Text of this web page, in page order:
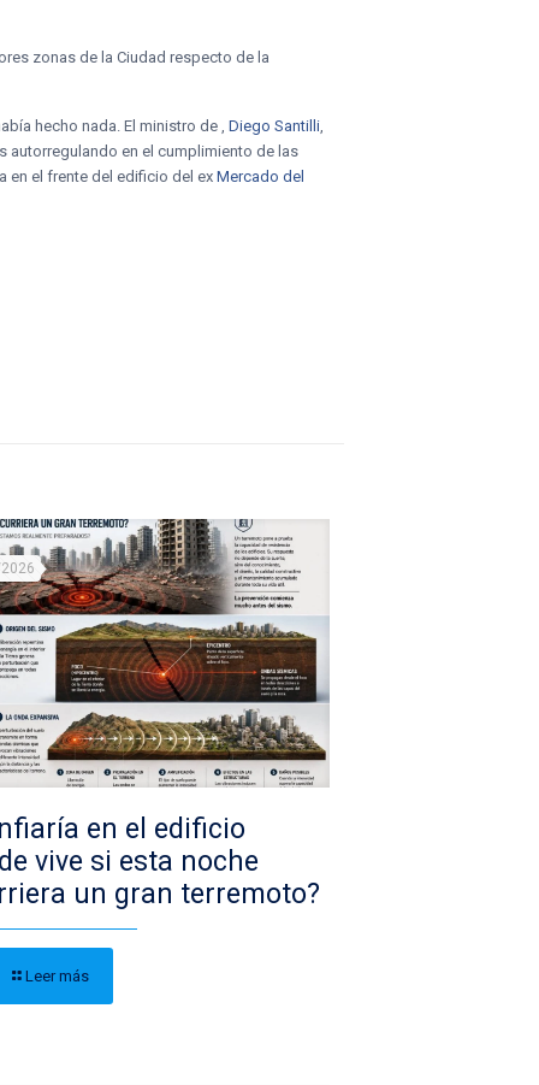
zonas de la Ciudad respecto de la
hecho nada. El ministro de ,Diego Santilli,
autorregulando en el cumplimiento de las
en el frente del edificio del exMercado del
en el edificio
vive si esta noche
un gran terremoto?
Leer más